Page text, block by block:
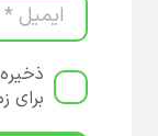
برای